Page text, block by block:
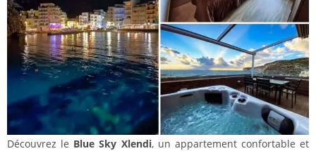
Découvrez le Blue Sky Xlendi, un appartement confortable et